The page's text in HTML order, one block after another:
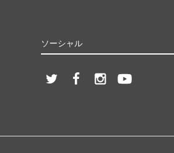
ソーシャル